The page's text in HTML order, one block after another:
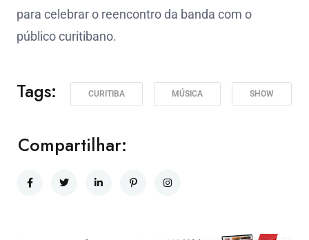
para celebrar o reencontro da banda com o
público curitibano.
Tags: CURITIBA MÚSICA SHOW
Compartilhar: